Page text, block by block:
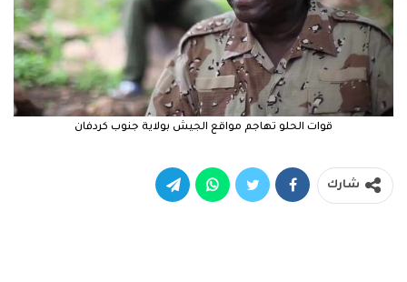
قوات الحلو تهاجم مواقع الجيش بولاية جنوب كردفان
شارك